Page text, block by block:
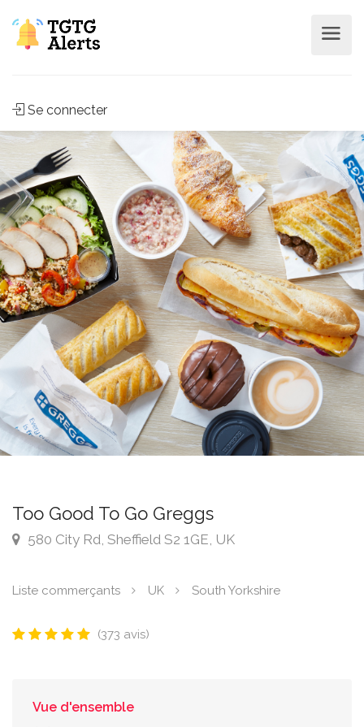
Se connecter
Too Good To Go Greggs
580 City Rd, Sheffield S2 1GE, UK
Liste commerçants UK South Yorkshire
(373 avis)
Vue d'ensemble